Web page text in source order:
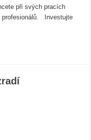
při svých pracích
profesionálů. Investujte